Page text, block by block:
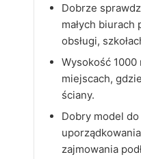
Dobrze
małych biurach
obsługi,
Wysokość 1000
miejscach,
ściany.
Dobry model
zajmowania